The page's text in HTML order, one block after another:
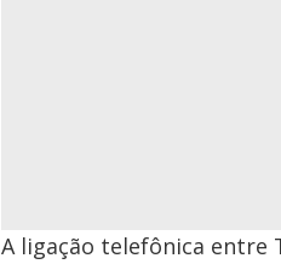
A ligação telefônica entre